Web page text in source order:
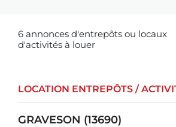
6 annonces d'entrepôts ou locaux
d'activités à louer
LOCATION ENTREPÔTS /
GRAVESON (13690)